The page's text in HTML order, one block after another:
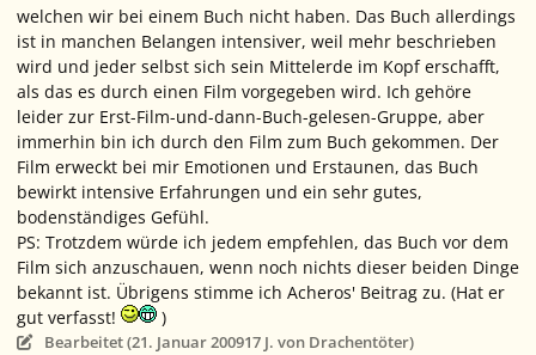
welchen wir bei einem Buch nicht haben. Das Buch allerdings
ist in manchen Belangen intensiver, weil mehr beschrieben
wird und jeder selbst sich sein Mittelerde im Kopf erschafft,
als das es durch einen Film vorgegeben wird. Ich gehöre
leider zur Erst-Film-und-dann-Buch-gelesen-Gruppe, aber
immerhin bin ich durch den Film zum Buch gekommen. Der
Film erweckt bei mir Emotionen und Erstaunen, das Buch
bewirkt intensive Erfahrungen und ein sehr gutes,
bodenständiges Gefühl.
PS: Trotzdem würde ich jedem empfehlen, das Buch vor dem
Film sich anzuschauen, wenn noch nichts dieser beiden Dinge
bekannt ist. Übrigens stimme ich Acheros' Beitrag zu. (Hat er
gut verfasst!
)
Bearbeitet (21. Januar 200917 J. von Drachentöter)